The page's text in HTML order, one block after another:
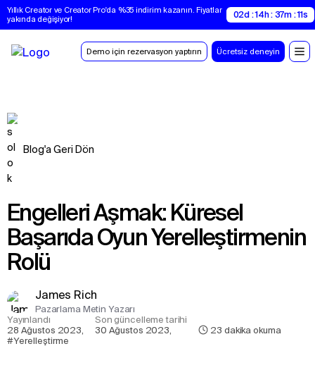
Yıllık Creator ve Creator Pro'da %35 indirim kazanın. Fiyatlar
yakında değişiyor!
02d : 14h : 37m : 10s
Demo için rezervasyon yaptırın Ücretsiz deneyin
Blog'a Geri Dön
Engelleri Aşmak: Küresel
Başarıda Oyun Yerelleştirmenin
Rolü
James Rich
Pazarlama Metin Yazarı
Yayınlandı
28 Ağustos 2023,
Son güncelleme tarihi
30 Ağustos 2023, 23 dakika okuma
#Yerelleştirme